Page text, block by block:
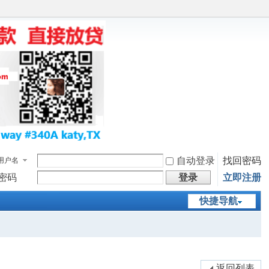
户名 自动登录
找回密码
码
登录 立即注册
快捷导航